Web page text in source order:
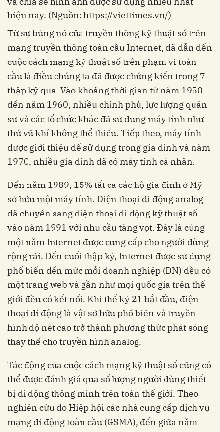
hiện nay. (Nguồn: https://viettimes.vn/)
Từ sự bùng nổ của truyền thông kỹ thuật số trên
mạng truyền thông toàn cầu Internet, đã dẫn đến
cuộc cách mạng kỹ thuật số trên phạm vi toàn
cầu là điều chúng ta đã được chứng kiến trong 7
thập kỷ qua. Vào khoảng thời gian từ năm 1950
đến năm 1960, nhiều chính phủ, lực lượng quân
sự và các tổ chức khác đã sử dụng máy tính như
thứ vũ khí không thể thiếu. Tiếp theo, máy tính
được giới thiệu để sử dụng trong gia đình và năm
1970, nhiều gia đình đã có máy tính cá nhân.
Đến năm 1989, 15% tất cả các hộ gia đình ở Mỹ
sở hữu một máy tính. Điện thoại di động analog
đã chuyển sang điện thoại di động kỹ thuật số
vào năm 1991 với nhu cầu tăng vọt. Đây là cùng
một năm Internet được cung cấp cho người dùng
rộng rãi. Đến cuối thập kỷ, Internet được sử dụng
phổ biến đến mức mỗi doanh nghiệp (DN) đều có
một trang web và gần như mọi quốc gia trên thế
giới đều có kết nối. Khi thế kỷ 21 bắt đầu, điện
thoại di động là vật sở hữu phổ biến và truyền
hình độ nét cao trở thành phương thức phát sóng
thay thế cho truyền hình analog.
Tác động của cuộc cách mạng kỹ thuật số cũng có
thể được đánh giá qua số lượng người dùng thiết
bị di động thông minh trên toàn thế giới. Theo
nghiên cứu do Hiệp hội các nhà cung cấp dịch vụ
mạng di động toàn cầu (GSMA), đến giữa năm